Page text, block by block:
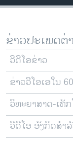
ສຽງ
ລາຍການກະຈາຍສ
ຕິດຕາມພວກເຮົາ ທີ່
ພາສາຕ່າງໆ
ຂ່າວປະເພດຕ່
ວີດີໂອຂ່າວ
ຂ່າວວີໂອເອໃນ
ວິທະຍາສາດ-ເທັ
ວີດີໂອ ອັງກິດສຳ